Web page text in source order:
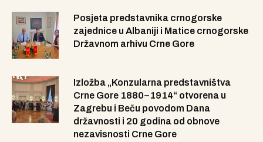
Posjeta predstavnika crnogorske
zajednice u Albaniji i Matice crnogorske
Državnom arhivu Crne Gore
Izložba „Konzularna predstavništva
Crne Gore 1880–1914“ otvorena u
Zagrebu i Beču povodom Dana
državnosti i 20 godina od obnove
nezavisnosti Crne Gore